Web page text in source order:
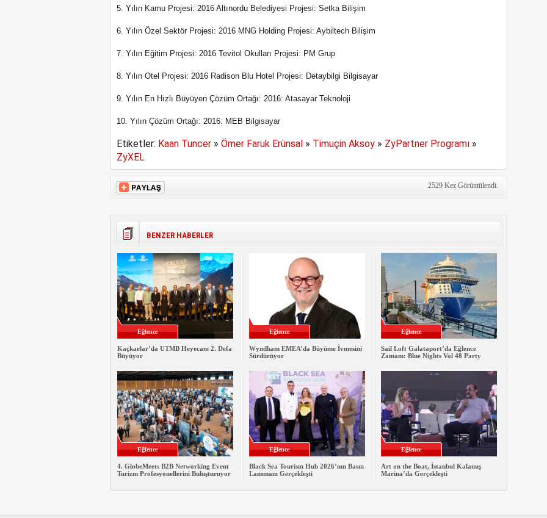
5. Yılın Kamu Projesi: 2016 Altınordu Belediyesi Projesi: Setka Bilişim
6. Yılın Özel Sektör Projesi: 2016 MNG Holding Projesi: Aybiltech Bilişim
7. Yılın Eğitim Projesi: 2016 Tevitol Okulları Projesi: PM Grup
8. Yılın Otel Projesi: 2016 Radison Blu Hotel Projesi: Detaybilgi Bilgisayar
9. Yılın En Hızlı Büyüyen Çözüm Ortağı: 2016: Atasayar Teknoloji
10. Yılın Çözüm Ortağı: 2016: MEB Bilgisayar
Etiketler: Kaan Tuncer» Ömer Faruk Erünsal» Timuçin Aksoy» ZyPartner Programı»
ZyXEL
2529 Kez Görüntülendi.
BENZER HABERLER
Eğlence
Kaçkarlar’da UTMB Heyecanı 2. Defa
Büyüyor
Eğlence
Wyndham EMEA’da Büyüme İvmesini
Sürdürüyor
Eğlence
Sail Loft Galataport’da Eğlence
Zamanı: Blue Nights Vol 48 Party
Eğlence
4. GlobeMeets B2B Networking Event
Turizm Profesyonellerini Buluşturuyor
Eğlence
Black Sea Tourism Hub 2026’nın Basın
Lansmanı Gerçekleşti
Eğlence
Art on the Boat, İstanbul Kalamış
Marina’da Gerçekleşti